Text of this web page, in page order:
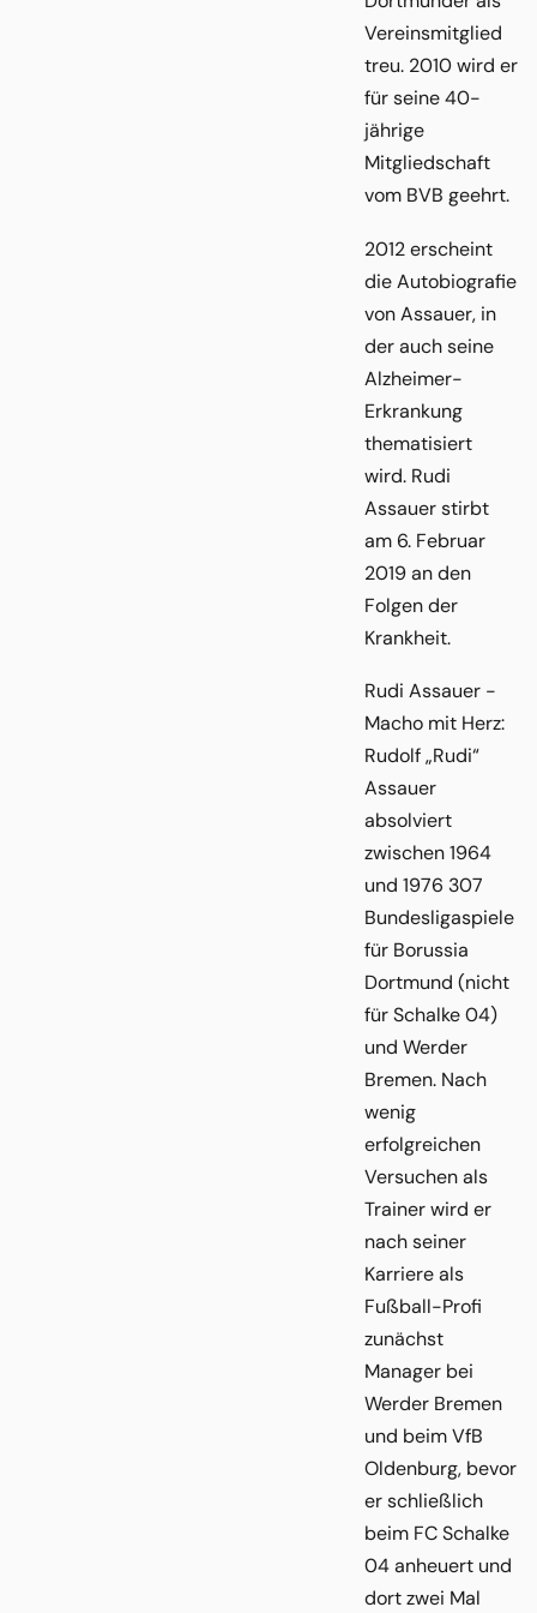
Vereinsmitglied
treu. 2010 wird er
für seine 40-
jährige
Mitgliedschaft
vom BVB geehrt.
2012 erscheint
die Autobiografie
von Assauer, in
der auch seine
Alzheimer-
Erkrankung
thematisiert
wird. Rudi
Assauer stirbt
am 6. Februar
2019 an den
Folgen der
Krankheit.
Rudi Assauer -
Macho mit Herz:
Rudolf „Rudi“
Assauer
absolviert
zwischen 1964
und 1976 307
Bundesligaspiele
für Borussia
Dortmund (nicht
für Schalke 04)
und Werder
Bremen. Nach
wenig
erfolgreichen
Versuchen als
Trainer wird er
nach seiner
Karriere als
Fußball-Profi
zunächst
Manager bei
Werder Bremen
und beim VfB
Oldenburg, bevor
er schließlich
beim FC Schalke
04 anheuert und
dort zwei Mal